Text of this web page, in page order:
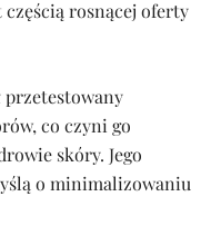
rosnącej oferty
przetestowany
co czyni go
skóry. Jego
o minimalizowaniu